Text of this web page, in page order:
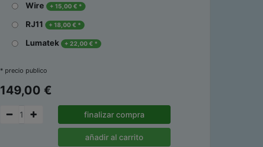
Wire
+15,00 € *
RJ11 +18,00 € *
Lumatek +22,00 € *
* precio publico
149,00 €
finalizar compra
añadir al carrito